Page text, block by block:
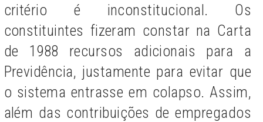
critério é inconstitucional. Os
constituintes fizeram constar na Carta
de 1988 recursos adicionais para a
Previdência, justamente para evitar que
o sistema entrasse em colapso. Assim,
além das contribuições de empregados